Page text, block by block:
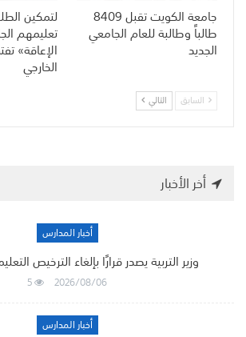
جامعة الكويت تقبل 8409
طالباً وطالبة للعام الجامعي
الجديد
لتمكين
تعليمهم
الإعاقة»
الخارجي
السابق التالي
أخر الأخبار
أخبار المدارس
وزير التربية يصدر قرارًا بإلغاء الترخيص
2026/08/06
5
أخبار المدارس